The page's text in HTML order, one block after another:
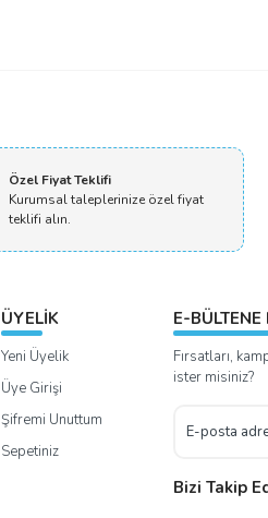
Özel Fiyat Teklifi
Kurumsal taleplerinize özel fiyat
teklifi alın.
ÜYELİK
Yeni Üyelik
Üye Girişi
Şifremi Unuttum
Sepetiniz
E-
Fırsatları,
ister misiniz?
Bizi Takip